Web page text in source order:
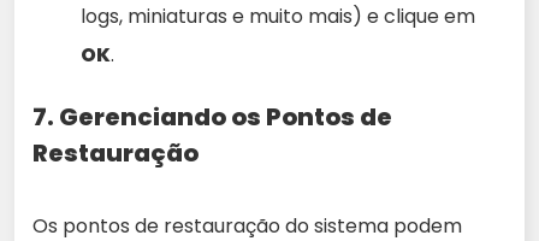
logs, miniaturas e muito mais) e clique em
OK.
7. Gerenciando os Pontos de
Restauração
Os pontos de restauração do sistema podem